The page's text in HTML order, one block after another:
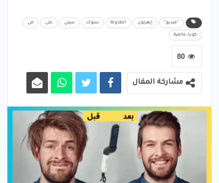
"فيديو" إيفرتون الطاولة ستوك سيتي على في
كورة عالمية
80
مشاركة المقال